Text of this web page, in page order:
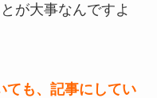
が大事なんですよ
も、記事にしてい